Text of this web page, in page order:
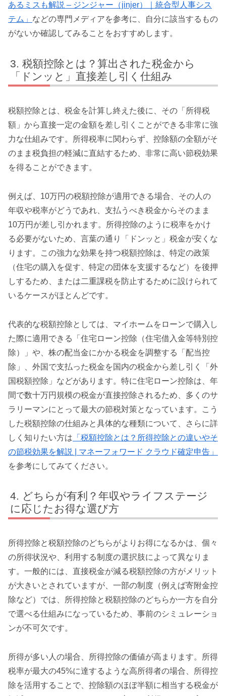
あるミスも解説 – ジンジャー（jinjer）｜統合型人事シス
テム」 などの専門メディアを参考に、自分に該当するもの
がないか確認してみることをおすすめします。
税額控除とは？算出された税金から
「ドンッと」直接差し引く仕組み
税額控除とは、税金を計算し終えた後に、その「所得税
額」から直接一定の金額を差し引くことができる非常に強
力な仕組みです。所得税率に関わらず、控除額の全額がそ
のまま税負担の軽減に直結するため、非常に高い節税効果
を得ることができます。
例えば、10万円の税額控除が適用できる場合、その人の
年収や税率がどうであれ、支払うべき税金からそのまま
10万円が差し引かれます。所得控除のように税率をかけ
る必要がないため、言葉の通り「ドンッと」税金が安くな
ります。この強力な効果を持つ税額控除は、特定の政策
（住宅の購入を促す、特定の団体を支援するなど）を後押
しするため、または二重課税を防止するために設けられて
いるケースがほとんどです。
代表的な税額控除としては、マイホームをローンで購入し
た際に適用できる「住宅ローン控除（住宅借入金等特別控
除）」や、株の配当金にかかる税金を調整する「配当控
除」、外国で支払った税金を国内の税金から差し引く「外
国税額控除」などがあります。特に住宅ローン控除は、年
間で数十万円規模の税金が直接控除されるため、多くのサ
ラリーマンにとって最大の節税対策となっています。こう
した税額控除の仕組みと具体的な種類について、さらに詳
しく知りたい方は 「税額控除とは？所得控除との違いやそ
の節税効果を解説 | マネーフォワード クラウド確定申告」
を参考にしてみてください。
どちらが有利？年収やライフステージ
に応じたお得な選び方
所得控除と税額控除のどちらがよりお得になるかは、個々
の所得状況や、利用する制度の選択肢によって異なりま
す。一般的には、直接税金が減る税額控除の方がメリット
が大きいとされていますが、一部の制度（例えば寄附金控
除など）では、所得控除と税額控除のどちらか一方を自分
で選べる仕組みになっているため、事前のシミュレーショ
ンが不可欠です。
所得が多い人の場合、所得控除の価値が高まります。所得
税率が最大の45%に達するような高所得者の場合、所得控
除を活用することで、控除額のほぼ半額に相当する税金が